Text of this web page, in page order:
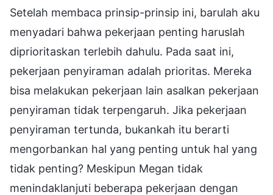
Setelah membaca prinsip-prinsip ini, barulah aku
menyadari bahwa pekerjaan penting haruslah
diprioritaskan terlebih dahulu. Pada saat ini,
pekerjaan penyiraman adalah prioritas. Mereka
bisa melakukan pekerjaan lain asalkan pekerjaan
penyiraman tidak terpengaruh. Jika pekerjaan
penyiraman tertunda, bukankah itu berarti
mengorbankan hal yang penting untuk hal yang
tidak penting? Meskipun Megan tidak
menindaklanjuti beberapa pekerjaan dengan